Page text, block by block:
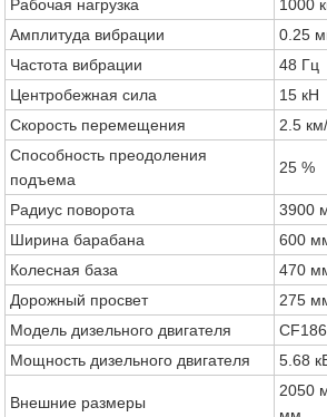
Рабочая нагрузка
1000
Амплитуда вибрации
0.25
Частота вибрации
48 Гц
Центробежная сила
15 кН
Скорость перемещения
2.5
Способность преодоления
подъема
25 %
Радиус поворота
3900
Ширина барабана
600
Колесная база
470
Дорожный просвет
275
Модель дизельного двигателя
Мощность дизельного двигателя
5.68
Внешние размеры
2050